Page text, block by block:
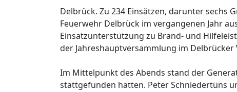
Delbrück. Zu 234 Einsätzen, darunter sechs
Feuerwehr Delbrück im vergangenen Jahr
Einsatzunterstützung zu Brand- und
der Jahreshauptversammlung im Delbrücker
Im Mittelpunkt des Abends stand der
stattgefunden hatten. Peter Schniedertüns